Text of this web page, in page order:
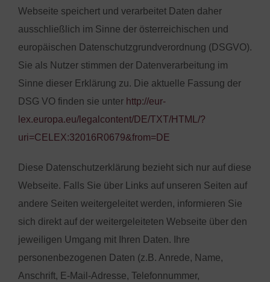
Webseite speichert und verarbeitet Daten daher
ausschließlich im Sinne der österreichischen und
europäischen Datenschutzgrundverordnung (DSGVO).
Sie als Nutzer stimmen der Datenverarbeitung im
Sinne dieser Erklärung zu. Die aktuelle Fassung der
DSG VO finden sie unter http://eur-
lex.europa.eu/legalcontent/DE/TXT/HTML/?
uri=CELEX:32016R0679&from=DE
Diese Datenschutzerklärung bezieht sich nur auf diese
Webseite. Falls Sie über Links auf unseren Seiten auf
andere Seiten weitergeleitet werden, informieren Sie
sich direkt auf der weitergeleiteten Webseite über den
jeweiligen Umgang mit Ihren Daten. Ihre
personenbezogenen Daten (z.B. Anrede, Name,
Anschrift, E-Mail-Adresse, Telefonnummer,